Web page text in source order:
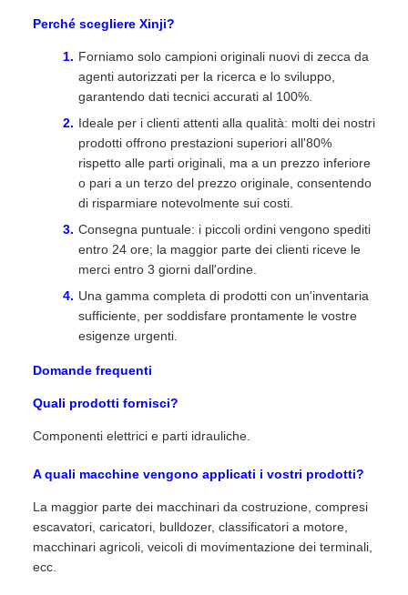
Perché scegliere Xinji?
Forniamo solo campioni originali nuovi di zecca da
agenti autorizzati per la ricerca e lo sviluppo,
garantendo dati tecnici accurati al 100%.
Ideale per i clienti attenti alla qualità: molti dei nostri
prodotti offrono prestazioni superiori all'80%
rispetto alle parti originali, ma a un prezzo inferiore
o pari a un terzo del prezzo originale, consentendo
di risparmiare notevolmente sui costi.
Consegna puntuale: i piccoli ordini vengono spediti
entro 24 ore; la maggior parte dei clienti riceve le
merci entro 3 giorni dall'ordine.
Una gamma completa di prodotti con un'inventaria
sufficiente, per soddisfare prontamente le vostre
esigenze urgenti.
Domande frequenti
Quali prodotti fornisci?
Componenti elettrici e parti idrauliche.
A quali macchine vengono applicati i vostri prodotti?
La maggior parte dei macchinari da costruzione, compresi
escavatori, caricatori, bulldozer, classificatori a motore,
macchinari agricoli, veicoli di movimentazione dei terminali,
ecc.